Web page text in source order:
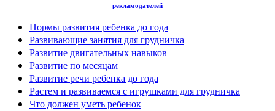
рекламодателей
Нормы развития ребенка до года
Развивающие занятия для грудничка
Развитие двигательных навыков
Развитие по месяцам
Развитие речи ребенка до года
Растем и развиваемся с игрушками для грудничка
Что должен уметь ребенок